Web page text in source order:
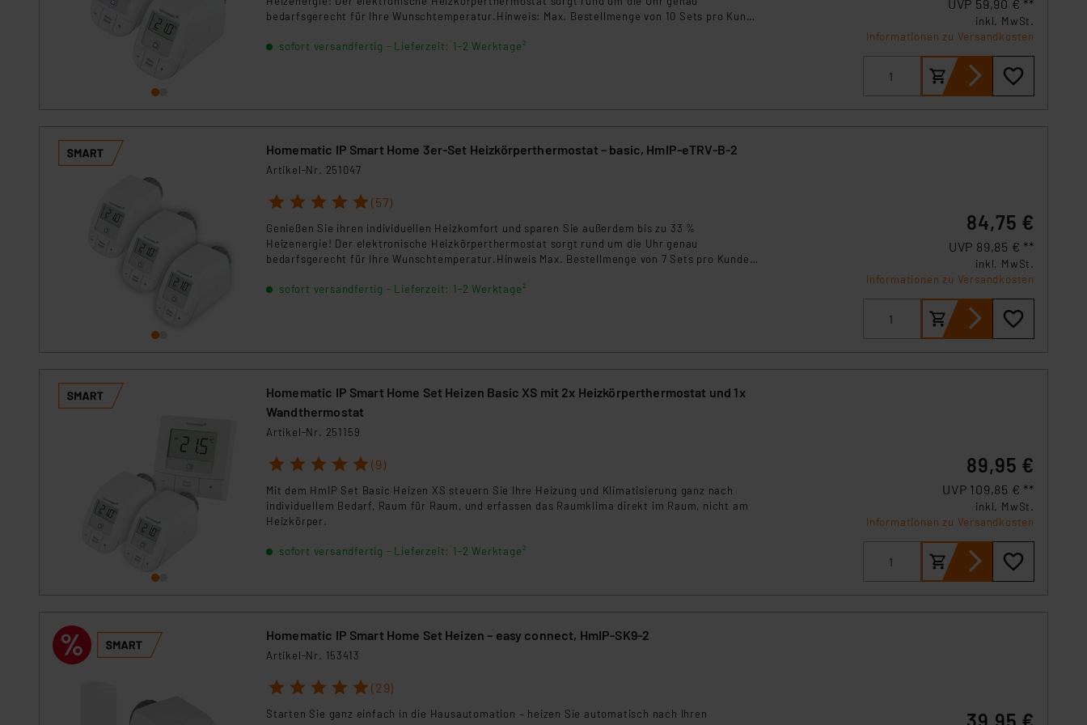
Für die USA besteht kein Angemessenheitsbeschluss der EU. Dies bedeutet, dass die USA als Land mit unzureichendem
Datenschutz nach EU-Standards eingestuft wird. So besteht etwa das Risiko, dass US-Behörden personenbezogene
Daten in Überwachungsprogrammen verarbeiten, ohne dass hiergegen Klagemöglichkeiten für Europäer bestehen.
bedarfsgerecht für Ihre Wunschtemperatur.Hinweis: Max. Bestellmenge von 10 Sets pro Kunde
sofort versandfertig - Lieferzeit: 1-2 Werktage²
UVP 59,90 € **
inkl. MwSt.
Informationen zu Versandkosten
Homematic IP Smart Home 3er-Set Heizkörperthermostat – basic, HmIP-eTRV-B-2
Artikel-Nr. 251047
1 2 3 4 5 (57)
Genießen Sie ihren individuellen Heizkomfort und sparen Sie außerdem bis zu 33 %
Heizenergie! Der elektronische Heizkörperthermostat sorgt rund um die Uhr genau
bedarfsgerecht für Ihre Wunschtemperatur.Hinweis Max. Bestellmenge von 7 Sets pro Kunde
sofort versandfertig - Lieferzeit: 1-2 Werktage²
84,75 €
UVP 89,85 € **
inkl. MwSt.
Informationen zu Versandkosten
Homematic IP Smart Home Set Heizen Basic XS mit 2x Heizkörperthermostat und 1x
Wandthermostat
Artikel-Nr. 251159
1 2 3 4 5 (9)
Mit dem HmIP Set Basic Heizen XS steuern Sie Ihre Heizung und Klimatisierung ganz nach
individuellem Bedarf, Raum für Raum, und erfassen das Raumklima direkt im Raum, nicht am
Heizkörper.
sofort versandfertig - Lieferzeit: 1-2 Werktage²
89,95 €
UVP 109,85 € **
inkl. MwSt.
Informationen zu Versandkosten
Homematic IP Smart Home Set Heizen – easy connect, HmIP-SK9-2
Artikel-Nr. 153413
1 2 3 4 5 (29)
Starten Sie ganz einfach in die Hausautomation – heizen Sie automatisch nach Ihren